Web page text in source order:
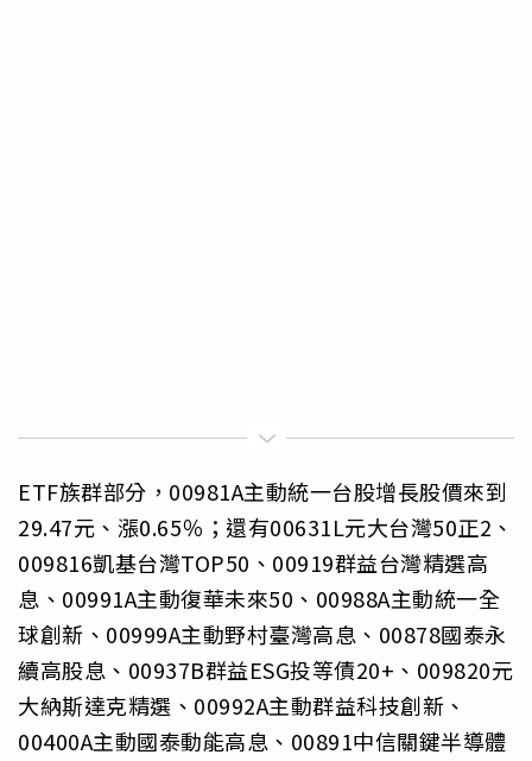
ETF族群部分，00981A主動統一台股增長股價來到
29.47元、漲0.65％；還有00631L元大台灣50正2、
009816凱基台灣TOP50、00919群益台灣精選高
息、00991A主動復華未來50、00988A主動統一全
球創新、00999A主動野村臺灣高息、00878國泰永
續高股息、00937B群益ESG投等債20+、009820元
大納斯達克精選、00992A主動群益科技創新、
00400A主動國泰動能高息、00891中信關鍵半導體